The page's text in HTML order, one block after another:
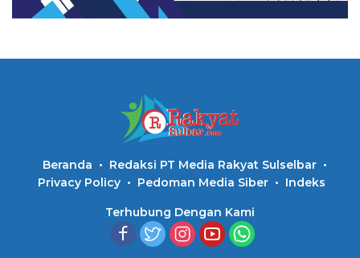
Beranda
Redaksi PT Media Rakyat Sulselbar
Privacy Policy
Pedoman Media Siber Indeks
Terhubung Dengan Kami